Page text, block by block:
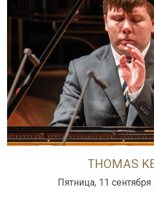
THOMAS
Пятница, 11